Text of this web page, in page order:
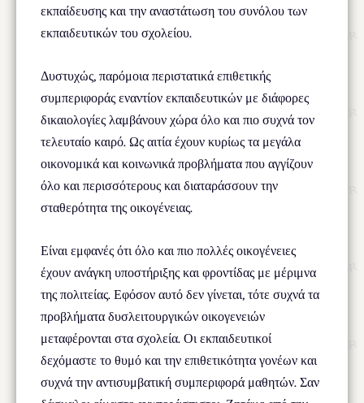
εκπαίδευσης και την αναστάτωση του συνόλου των
εκπαιδευτικών του σχολείου.
Δυστυχώς, παρόμοια περιστατικά επιθετικής
συμπεριφοράς εναντίον εκπαιδευτικών με διάφορες
δικαιολογίες λαμβάνουν χώρα όλο και πιο συχνά τον
τελευταίο καιρό. Ως αιτία έχουν κυρίως τα μεγάλα
οικονομικά και κοινωνικά προβλήματα που αγγίζουν
όλο και περισσότερους και διαταράσσουν την
σταθερότητα της οικογένειας.
Είναι εμφανές ότι όλο και πιο πολλές οικογένειες
έχουν ανάγκη υποστήριξης και φροντίδας με μέριμνα
της πολιτείας. Εφόσον αυτό δεν γίνεται, τότε συχνά τα
προβλήματα δυσλειτουργικών οικογενειών
μεταφέρονται στα σχολεία. Οι εκπαιδευτικοί
δεχόμαστε το θυμό και την επιθετικότητα γονέων και
συχνά την αντισυμβατική συμπεριφορά μαθητών. Σαν